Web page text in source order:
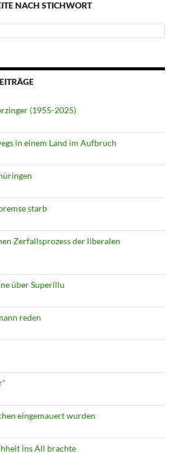
NACH STICHWORT
(1955-2025)
in einem Land im Aufbruch
starb
Zerfallsprozess der liberalen
über Superillu
reden
eingemauert wurden
ins All brachte